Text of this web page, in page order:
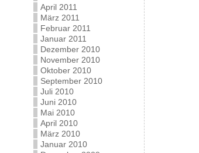
April 2011
März 2011
Februar 2011
Januar 2011
Dezember 2010
November 2010
Oktober 2010
September 2010
Juli 2010
Juni 2010
Mai 2010
April 2010
März 2010
Januar 2010